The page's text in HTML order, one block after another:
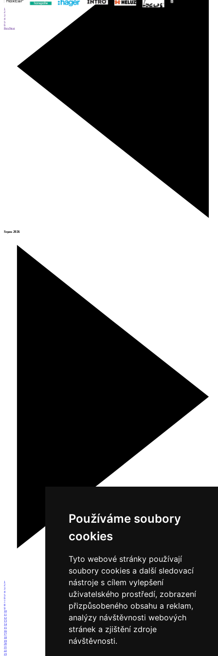
Používáme soubory
cookies
Tyto webové stránky používají
soubory cookies a další sledovací
nástroje s cílem vylepšení
uživatelského prostředí, zobrazení
přizpůsobeného obsahu a reklam,
analýzy návštěvnosti webových
stránek a zjištění zdroje
návštěvnosti.
Srpen 2026
1
2
3
4
5
6
7
8
9
10
11
12
13
14
15
16
17
18
19
20
21
22
23
1
2
3
4
5
6
PrevNext